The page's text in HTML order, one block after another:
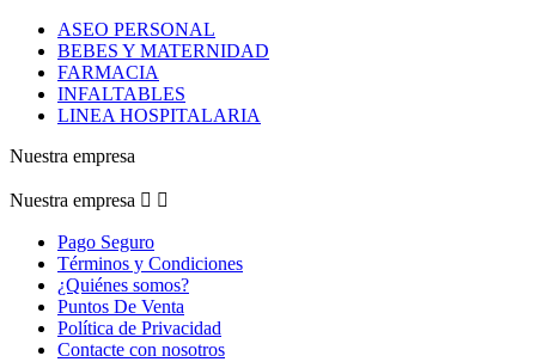
ASEO PERSONAL
BEBES Y MATERNIDAD
FARMACIA
INFALTABLES
LINEA HOSPITALARIA
Nuestra empresa
Nuestra empresa  
Pago Seguro
Términos y Condiciones
¿Quiénes somos?
Puntos De Venta
Política de Privacidad
Contacte con nosotros